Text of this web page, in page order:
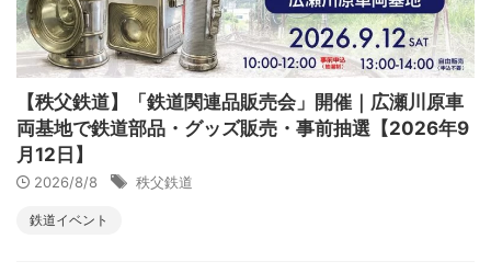
【秩父鉄道】「鉄道関連品販売会」開催｜広瀬川原車
両基地で鉄道部品・グッズ販売・事前抽選【2026年9
月12日】
2026/8/8 秩父鉄道
鉄道イベント